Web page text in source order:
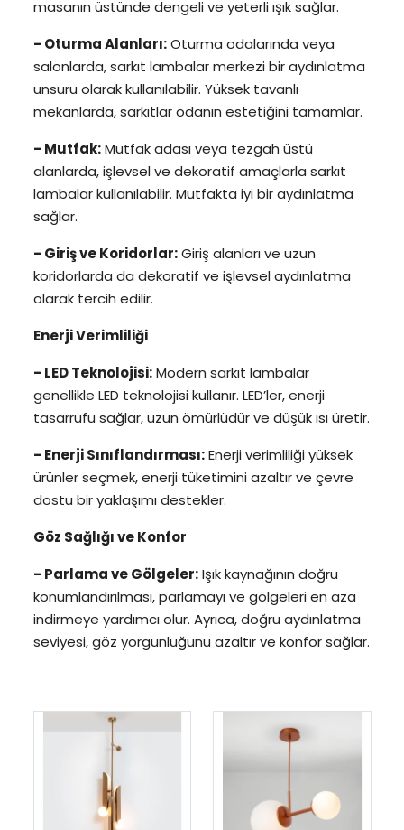
masanın üstünde dengeli ve yeterli ışık sağlar.
- Oturma Alanları:Oturma odalarında veya
salonlarda, sarkıt lambalar merkezi bir aydınlatma
unsuru olarak kullanılabilir. Yüksek tavanlı
mekanlarda, sarkıtlar odanın estetiğini tamamlar.
- Mutfak:Mutfak adası veya tezgah üstü
alanlarda, işlevsel ve dekoratif amaçlarla sarkıt
lambalar kullanılabilir. Mutfakta iyi bir aydınlatma
sağlar.
- Giriş ve Koridorlar:Giriş alanları ve uzun
koridorlarda da dekoratif ve işlevsel aydınlatma
olarak tercih edilir.
Enerji Verimliliği
- LED Teknolojisi:Modern sarkıt lambalar
genellikle LED teknolojisi kullanır. LED’ler, enerji
tasarrufu sağlar, uzun ömürlüdür ve düşük ısı üretir.
- Enerji Sınıflandırması:Enerji verimliliği yüksek
ürünler seçmek, enerji tüketimini azaltır ve çevre
dostu bir yaklaşımı destekler.
Göz Sağlığı ve Konfor
- Parlama ve Gölgeler:Işık kaynağının doğru
konumlandırılması, parlamayı ve gölgeleri en aza
indirmeye yardımcı olur. Ayrıca, doğru aydınlatma
seviyesi, göz yorgunluğunu azaltır ve konfor sağlar.